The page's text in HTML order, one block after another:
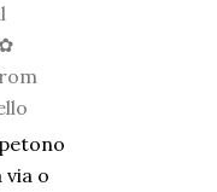
o